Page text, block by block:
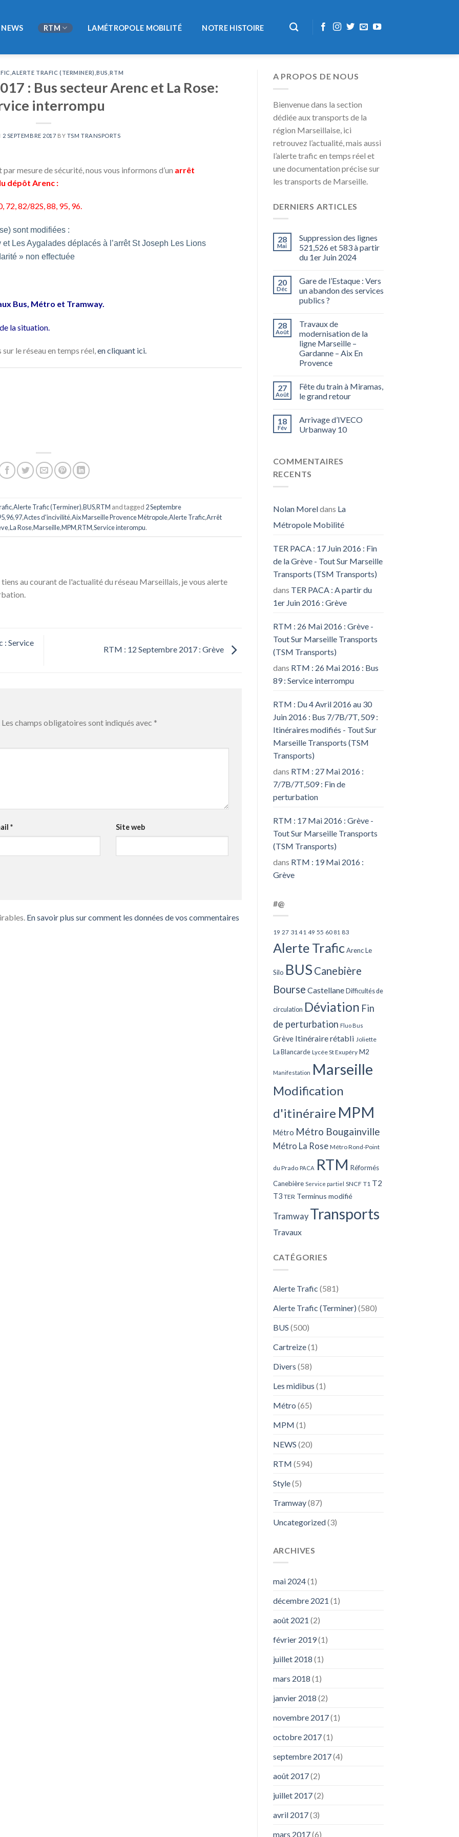
NEWS RTM LAMÉTROPOLE MOBILITÉ NOTRE HISTOIRE
,ALERTE TRAFIC (TERMINER) ,BUS ,RTM
: Bus secteur Arenc et La Rose:
interrompu
2 SEPTEMBRE 2017 BY TSM TRANSPORTS
mesure de sécurité, nous vous informons d’un arrêt
dépôt Arenc :
72, 82/82S, 88, 95, 96.
sont modifiées :
Les Aygalades déplacés à l’arrêt St Joseph Les Lions
» non effectuée
Bus, Métro et Tramway.
la situation.
le réseau en temps réel,en cliquant ici.
,Alerte Trafic (Terminer),BUS,RTM and tagged 2 Septembre
,96,97,Actes d'incivilité,Aix Marseille Provence Métropole,Alerte Trafic,Arrêt
,La Rose,Marseille,MPM,RTM,Service interompu.
au courant de l'actualité du réseau Marseillais, je vous alerte
: Service
RTM : 12 Septembre 2017 : Grève
Les champs obligatoires sont indiqués avec *
* Site web
En savoir plus sur comment les données de vos commentaires
A PROPOS DE NOUS
Bienvenue dans la section
dédiée aux transports de la
région Marseillaise, ici
retrouvez l’actualité, mais aussi
l’alerte trafic en temps réel et
une documentation précise sur
les transports de Marseille.
DERNIERS ARTICLES
28
Mai
Suppression des lignes
521,526 et 583 à partir
du 1er Juin 2024
20
Déc
Gare de l’Estaque : Vers
un abandon des services
publics ?
28
Août
Travaux de
modernisation de la
ligne Marseille –
Gardanne – Aix En
Provence
27
Août
Fête du train à Miramas,
le grand retour
18
Fév
Arrivage d’IVECO
Urbanway 10
COMMENTAIRES
RECENTS
Nolan Moreldans La
Métropole Mobilité
TER PACA : 17 Juin 2016 : Fin
de la Grève - Tout Sur Marseille
Transports (TSM Transports)
dans TER PACA : A partir du
1er Juin 2016 : Grève
RTM : 26 Mai 2016 : Grève -
Tout Sur Marseille Transports
(TSM Transports)
dans RTM : 26 Mai 2016 : Bus
89 : Service interrompu
RTM : Du 4 Avril 2016 au 30
Juin 2016 : Bus 7/7B/7T, 509 :
Itinéraires modifiés - Tout Sur
Marseille Transports (TSM
Transports)
dans RTM : 27 Mai 2016 :
7/7B/7T,509 : Fin de
perturbation
RTM : 17 Mai 2016 : Grève -
Tout Sur Marseille Transports
(TSM Transports)
dans RTM : 19 Mai 2016 :
Grève
#@
19 27 31 41 49 55 60 81 83
Alerte Trafic Arenc Le
Silo BUS Canebière
Bourse Castellane Difficultés de
circulation Déviation Fin
de perturbation Fluo Bus
Grève Itinéraire rétabli Joliette
La Blancarde Lycée St Exupéry M2
Manifestation Marseille
Modification
d'itinéraire MPM
Métro Métro Bougainville
Métro La Rose Métro Rond-Point
du Prado PACA RTM Réformés
Canebière Service partiel SNCF T1 T2
T3 TER Terminus modifié
Tramway Transports
Travaux
CATÉGORIES
Alerte Trafic (581)
Alerte Trafic (Terminer) (580)
BUS (500)
Cartreize(1)
Divers (58)
Les midibus (1)
Métro (65)
MPM (1)
NEWS (20)
RTM (594)
Style(5)
Tramway(87)
Uncategorized(3)
ARCHIVES
mai 2024(1)
décembre 2021 (1)
août 2021 (2)
février 2019(1)
juillet 2018 (1)
mars 2018 (1)
janvier 2018 (2)
novembre 2017(1)
octobre 2017(1)
septembre 2017(4)
août 2017(2)
juillet 2017(2)
avril 2017(3)
mars 2017(6)